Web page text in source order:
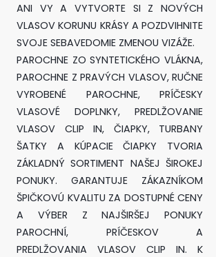
ANI VY A VYTVORTE SI Z NOVÝCH
VLASOV KORUNU KRÁSY A POZDVIHNITE
SVOJE SEBAVEDOMIE ZMENOU VIZÁŽE.
PAROCHNE ZO SYNTETICKÉHO VLÁKNA,
PAROCHNE Z PRAVÝCH VLASOV, RUČNE
VYROBENÉ PAROCHNE, PRÍČESKY
VLASOVÉ DOPLNKY, PREDLŽOVANIE
VLASOV CLIP IN, ČIAPKY, TURBANY
ŠATKY A KÚPACIE ČIAPKY TVORIA
ZÁKLADNÝ SORTIMENT NAŠEJ ŠIROKEJ
PONUKY. GARANTUJE ZÁKAZNÍKOM
ŠPIČKOVÚ KVALITU ZA DOSTUPNÉ CENY
A VÝBER Z NAJŠIRŠEJ PONUKY
PAROCHNÍ, PRÍČESKOV A
PREDLŽOVANIA VLASOV CLIP IN. K